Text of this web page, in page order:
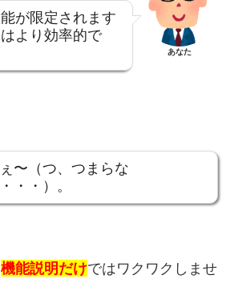
が限定されます
より効率的で
あなた
〜（つ、つまらな
・・）。
機能説明だけではワクワクしませ